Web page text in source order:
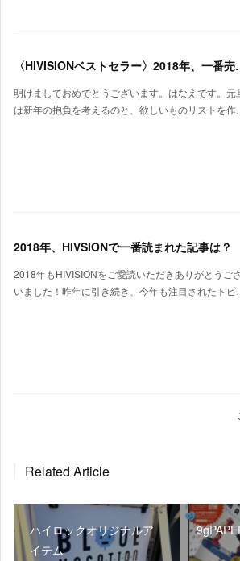
〈HIVISIONベ
明けましておめでとうございます。はなえです。元
は新年の抱負を考えるのと、欲しいものリストを
2018年、HIVSIONで一番読まれた記事は？
2018年もHIVISIONをご愛読いただきありがとうご
いました！昨年に引き続き、今年も注目されたト
Related Article
ハイロックオリジナルア
イテム